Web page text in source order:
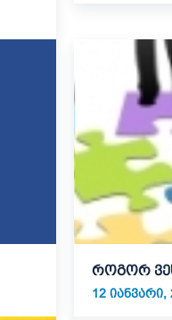
როგორ
12 ᲘᲐᲜᲕᲐᲠᲘ,